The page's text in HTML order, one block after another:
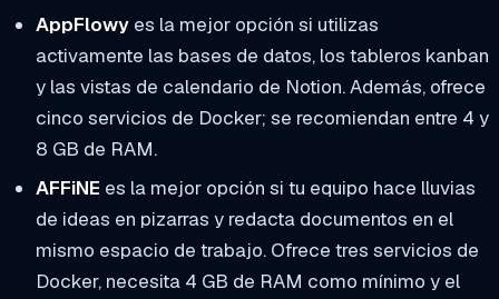
AppFlowyes la mejor opción si utilizas
activamente las bases de datos, los tableros kanban
y las vistas de calendario de Notion. Además, ofrece
cinco servicios de Docker; se recomiendan entre 4 y
8 GB de RAM.
AFFiNE es la mejor opción si tu equipo hace lluvias
de ideas en pizarras y redacta documentos en el
mismo espacio de trabajo. Ofrece tres servicios de
Docker, necesita 4 GB de RAM como mínimo y el